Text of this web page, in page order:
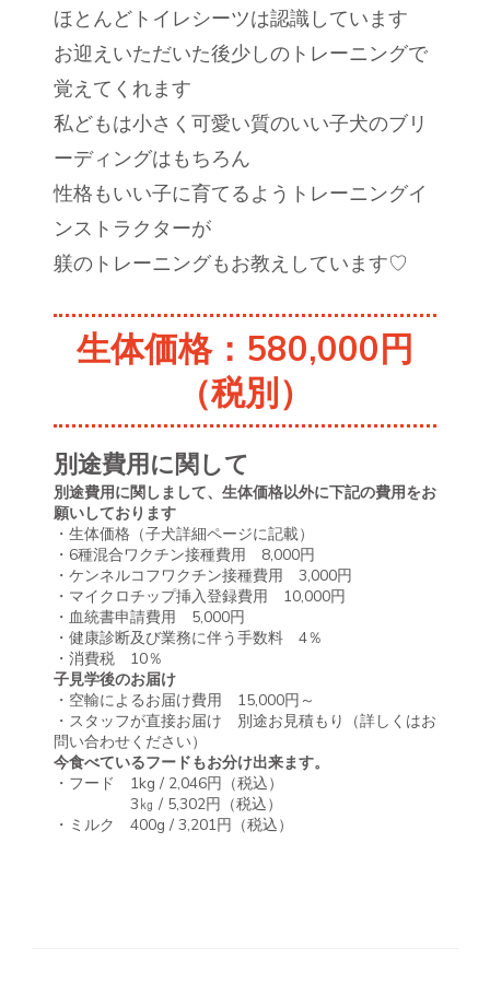
ほとんどトイレシーツは認識しています
お迎えいただいた後少しのトレーニングで
覚えてくれます
私どもは小さく可愛い質のいい子犬のブリ
ーディングはもちろん
性格もいい子に育てるようトレーニングイ
ンストラクターが
躾のトレーニングもお教えしています♡
生体価格：580,000円
（税別）
別途費用に関して
別途費用に関しまして、生体価格以外に下記の費用をお
願いしております
・生体価格（子犬詳細ページに記載）
・6種混合ワクチン接種費用 8,000円
・ケンネルコフワクチン接種費用 3,000円
・マイクロチップ挿入登録費用 10,000円
・血統書申請費用 5,000円
・健康診断及び業務に伴う手数料 4％
・消費税 10％
子見学後のお届け
・空輸によるお届け費用 15,000円～
・スタッフが直接お届け 別途お見積もり（詳しくはお
問い合わせください）
今食べているフードもお分け出来ます。
・フード 1kg / 2,046円（税込）
3㎏ / 5,302円（税込）
・ミルク 400g / 3,201円（税込）